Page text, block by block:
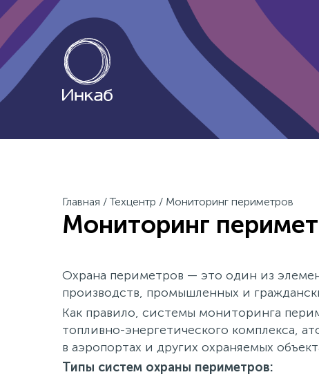
Главная /Техцентр / Мониторинг периметров
Мониторинг
Охрана периметров — это один из
производств, промышленных и
Как правило, системы мониторинга
топливно-энергетического комплекса,
в аэропортах и других охраняемых
Типы систем охраны периметров: